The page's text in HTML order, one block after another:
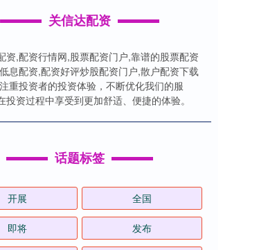
关信达配资
资,配资行情网,股票配资门户,靠谱的股票配资
息配资,配资好评炒股配资门户,散户配资下载
重投资者的投资体验，不断优化我们的服
投资过程中享受到更加舒适、便捷的体验。
话题标签
开展 全国
即将 发布